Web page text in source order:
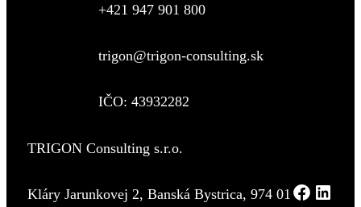
+421 947 901 800
trigon@trigon-consulting.sk
IČO: 43932282
TRIGON Consulting s.r.o.
Kláry Jarunkovej 2, Banská Bystrica, 974 01